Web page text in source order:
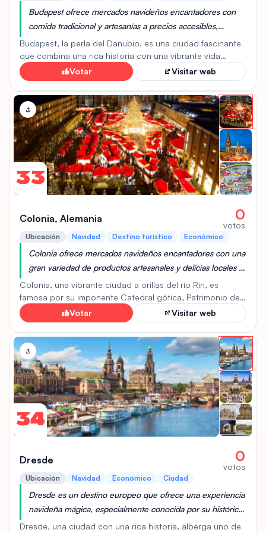
Budapest ofrece mercados navideños encantadores con
comida tradicional y artesanías a precios accesibles,
además de opciones de alojamiento y transporte
económicos en comparación con otros destinos europeos.
Budapest, la perla del Danubio, es una ciudad fascinante
que combina una rica historia con una vibrante vida
moderna. Destaca por su impresionante arquitectura,
como el Parlamento húngaro y el Puente de las Cadenas,
y sus famosos baños termales como Széchenyi y Gellért.
Ofrece una animada vida nocturna con sus icónicos Ruin
Bars y una deliciosa gastronomía. Es ideal para viajeros
que buscan una experiencia cultural profunda, historia,
bienestar y entretenimiento a un precio asequible en
Europa. Sin embargo, puede estar muy concurrida en
temporada alta y el clima puede ser extremo. Perfecta
para amantes de la historia, la arquitectura y la vida
nocturna.
Votar Visitar web
33
Colonia, Alemania 0
votos
Ubicación Navidad Destino turístico Económico
Colonia ofrece mercados navideños encantadores con una
gran variedad de productos artesanales y delicias locales a
precios accesibles, además de opciones de alojamiento y
transporte económicos en comparación con otros destinos
europeos más lujosos.
Colonia, una vibrante ciudad a orillas del río Rin, es
famosa por su imponente Catedral gótica, Patrimonio de
la Humanidad. Con una rica historia que se remonta a la
época romana, ofrece numerosos museos, galerías de
arte y una animada vida nocturna. Es ideal para amantes
de la historia, la cultura y la arquitectura, así como para
quienes buscan una experiencia urbana dinámica. Sus
pros incluyen una excelente red de transporte y una
atmósfera acogedora. Como contra, puede ser muy
concurrida, especialmente durante eventos como el
Carnaval. Perfecta para escapadas urbanas y
exploradores culturales.
Votar Visitar web
34
Dresde 0
votos
Ubicación Navidad Económico Ciudad
Dresde es un destino europeo que ofrece una experiencia
navideña mágica, especialmente conocida por su histórico
mercado Striezelmarkt, considerado el más antiguo de
Dresde, una ciudad con una rica historia, alberga uno de